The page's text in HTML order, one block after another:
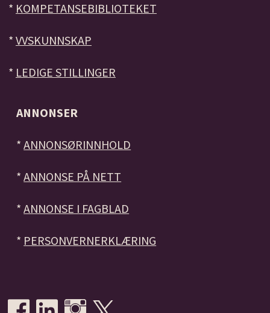
* KOMPETANSEBIBLIOTEKET
* VVSKUNNSKAP
* LEDIGE STILLINGER
ANNONSER
*ANNONSØRINNHOLD
*ANNONSE PÅ NETT
*ANNONSE I FAGBLAD
* PERSONVERNERKLÆRING